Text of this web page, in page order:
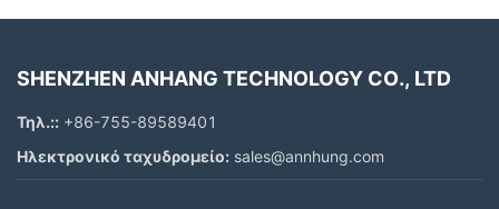
SHENZHEN ANHANG TECHNOLOGY CO., LTD
Τηλ.:: +86-755-89589401
Ηλεκτρονικό ταχυδρομείο: sales@annhung.com